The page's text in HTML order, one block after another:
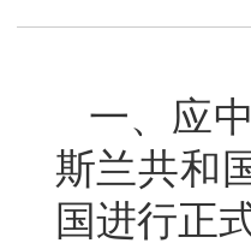
一、应
斯兰共和
国进行正